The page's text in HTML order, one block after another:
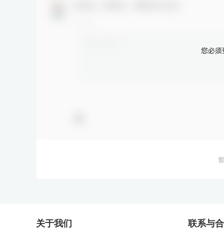
您必须
关于我们 联系与